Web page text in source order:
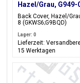
Hazel/Grau, G949-
Back Cover, Hazel/
8 (GKWS6;G9BQD)
Lager: 0
Lieferzeit:
15 Werktagen